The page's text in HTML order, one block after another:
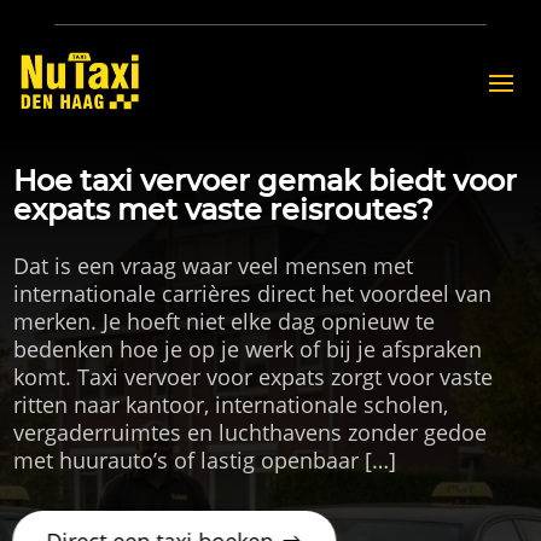
Hoe taxi vervoer gemak biedt voor
expats met vaste reisroutes?
Dat is een vraag waar veel mensen met
internationale carrières direct het voordeel van
merken. Je hoeft niet elke dag opnieuw te
bedenken hoe je op je werk of bij je afspraken
komt. Taxi vervoer voor expats zorgt voor vaste
ritten naar kantoor, internationale scholen,
vergaderruimtes en luchthavens zonder gedoe
met huurauto’s of lastig openbaar […]